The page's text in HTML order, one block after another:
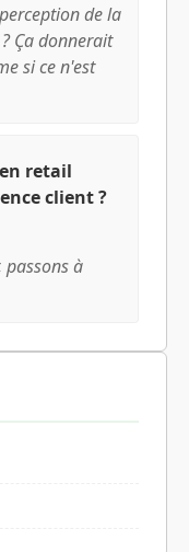
de la
Ça donnerait
si ce n'est
retail
client ?
passons à